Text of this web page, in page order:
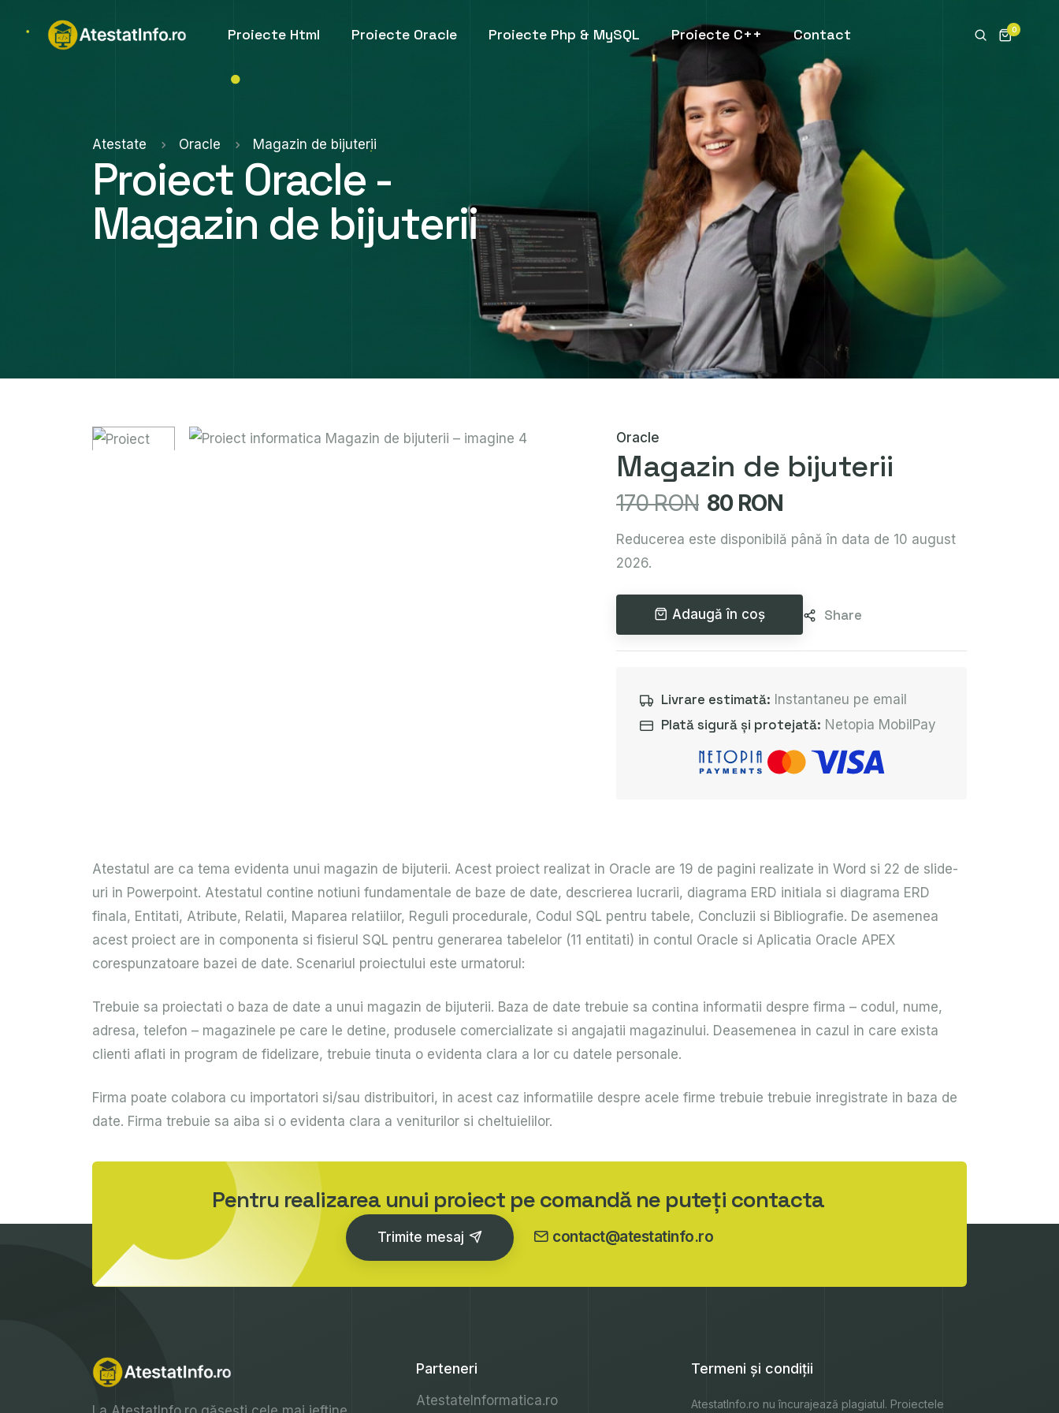
Proiecte Html Proiecte Oracle Proiecte Php & MySQL Proiecte C++ Contact 0
Atestate Oracle Magazin de bijuterii
Proiect Oracle -
Magazin de bijuterii
Oracle
Magazin de bijuterii
170 RON 80 RON
Reducerea este disponibilă până în data de 10 august
2026.
Adaugă în coș Share
Livrare estimată: Instantaneu pe email
Plată sigură și protejată: Netopia MobilPay
Atestatul are ca tema evidenta unui magazin de bijuterii. Acest proiect realizat in Oracle are 19 de pagini realizate in Word si 22 de slide-
uri in Powerpoint. Atestatul contine notiuni fundamentale de baze de date, descrierea lucrarii, diagrama ERD initiala si diagrama ERD
finala, Entitati, Atribute, Relatii, Maparea relatiilor, Reguli procedurale, Codul SQL pentru tabele, Concluzii si Bibliografie. De asemenea
acest proiect are in componenta si fisierul SQL pentru generarea tabelelor (11 entitati) in contul Oracle si Aplicatia Oracle APEX
corespunzatoare bazei de date. Scenariul proiectului este urmatorul:
Trebuie sa proiectati o baza de date a unui magazin de bijuterii. Baza de date trebuie sa contina informatii despre firma – codul, nume,
adresa, telefon – magazinele pe care le detine, produsele comercializate si angajatii magazinului. Deasemenea in cazul in care exista
clienti aflati in program de fidelizare, trebuie tinuta o evidenta clara a lor cu datele personale.
Firma poate colabora cu importatori si/sau distribuitori, in acest caz informatiile despre acele firme trebuie trebuie inregistrate in baza de
date. Firma trebuie sa aiba si o evidenta clara a veniturilor si cheltuielilor.
Pentru realizarea unui proiect pe comandă ne puteți contacta
Trimite mesaj contact@atestatinfo.ro
Parteneri
AtestateInformatica.ro
Termeni și condiții
AtestatInfo.ro nu încurajează plagiatul. Proiectele